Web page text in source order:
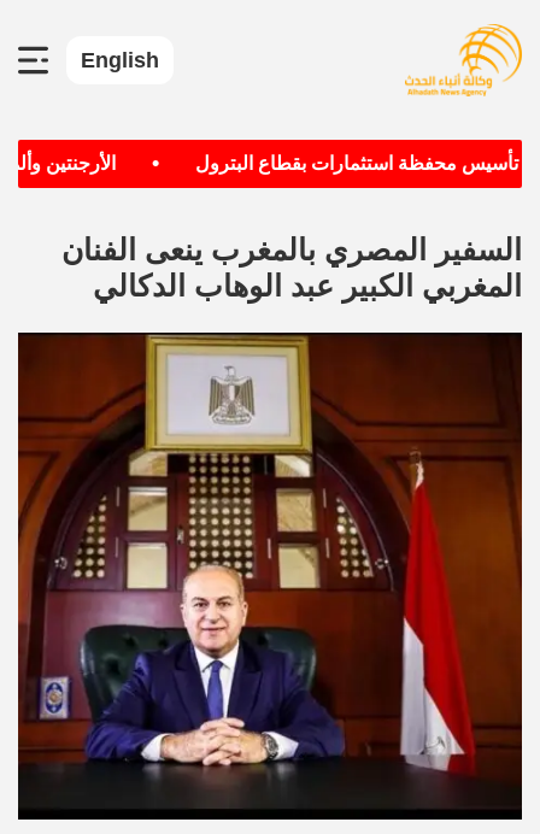
English
محفظة استثمارات بقطاع البترول • الأرجنتين
السفير المصري بالمغرب ينعى الفنان
المغربي الكبير عبد الوهاب الدكالي